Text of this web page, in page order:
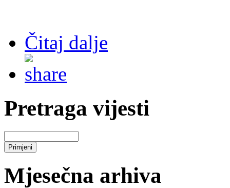
Čitaj dalje
Pretraga vijesti
Mjesečna arhiva